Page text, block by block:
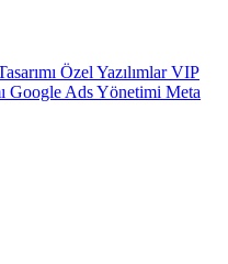
Özel YazılımlarVIP
Google Ads Yönetimi Meta